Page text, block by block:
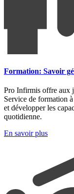
Formation: Savoir
Pro Infirmis offre aux
Service de formation
et développer les
quotidienne.
En savoir plus